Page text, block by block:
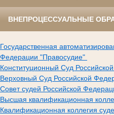
ВНЕПРОЦЕССУАЛЬНЫЕ
Государственная
Федерации "Правосудие"
Конституционный Суд
Верховный Суд Российской
Совет судей Российской
Высшая квалификационная
Квалификационная коллегия